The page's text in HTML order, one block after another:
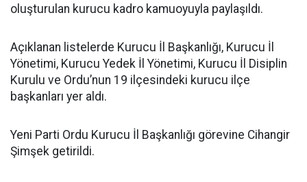
oluşturulan kurucu kadro kamuoyuyla paylaşıldı.
Açıklanan listelerde Kurucu İl Başkanlığı, Kurucu İl
Yönetimi, Kurucu Yedek İl Yönetimi, Kurucu İl Disiplin
Kurulu ve Ordu’nun 19 ilçesindeki kurucu ilçe
başkanları yer aldı.
Yeni Parti Ordu Kurucu İl Başkanlığı görevine Cihangir
Şimşek getirildi.